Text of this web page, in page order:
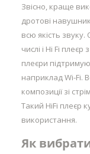
Звісно, краще
дротові
всю якість
числі і Hi Fi
плеєри
наприклад Wi-Fi.
композиції зі
Такий HiFi плеєр
використання.
Як